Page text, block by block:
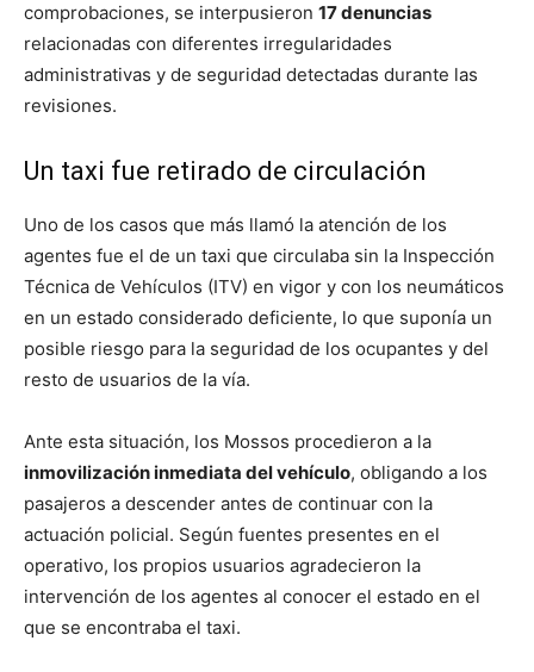
comprobaciones, se interpusieron 17 denuncias
relacionadas con diferentes irregularidades
administrativas y de seguridad detectadas durante las
revisiones.
Un taxi fue retirado de circulación
Uno de los casos que más llamó la atención de los
agentes fue el de un taxi que circulaba sin la Inspección
Técnica de Vehículos (ITV) en vigor y con los neumáticos
en un estado considerado deficiente, lo que suponía un
posible riesgo para la seguridad de los ocupantes y del
resto de usuarios de la vía.
Ante esta situación, los Mossos procedieron a la
inmovilización inmediata del vehículo, obligando a los
pasajeros a descender antes de continuar con la
actuación policial. Según fuentes presentes en el
operativo, los propios usuarios agradecieron la
intervención de los agentes al conocer el estado en el
que se encontraba el taxi.